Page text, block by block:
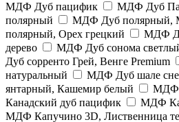
МДФ Дуб пацифик
МДФ Дуб
полярный
МДФ Дуб полярный,
полярный, Орех грецкий
МДФ
дерево
МДФ Дуб сонома
Дуб сорренто Грей, Венге Premium
натуральный
МДФ Дуб шале
янтарный, Кашемир белый
МДФ
Канадский дуб пацифик
МДФ
МДФ Капучино 3D, Лиственница